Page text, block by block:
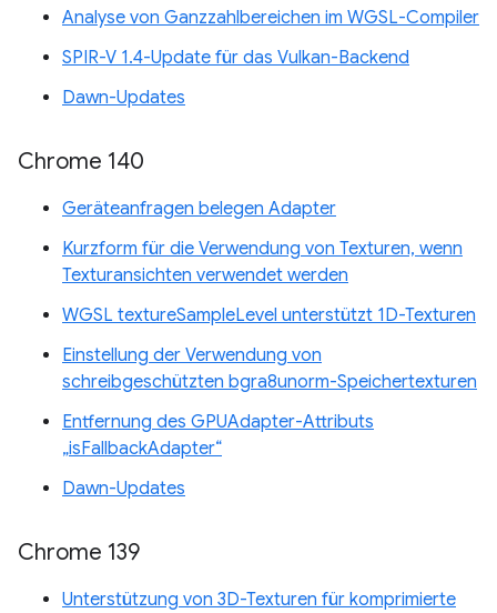
Analyse von Ganzzahlbereichen im WGSL-Compiler
SPIR-V 1.4-Update für das Vulkan-Backend
Dawn-Updates
Chrome 140
Geräteanfragen belegen Adapter
Kurzform für die Verwendung von Texturen, wenn
Texturansichten verwendet werden
WGSL textureSampleLevel unterstützt 1D-Texturen
Einstellung der Verwendung von
schreibgeschützten bgra8unorm-Speichertexturen
Entfernung des GPUAdapter-Attributs
„isFallbackAdapter“
Dawn-Updates
Chrome 139
Unterstützung von 3D-Texturen für komprimierte